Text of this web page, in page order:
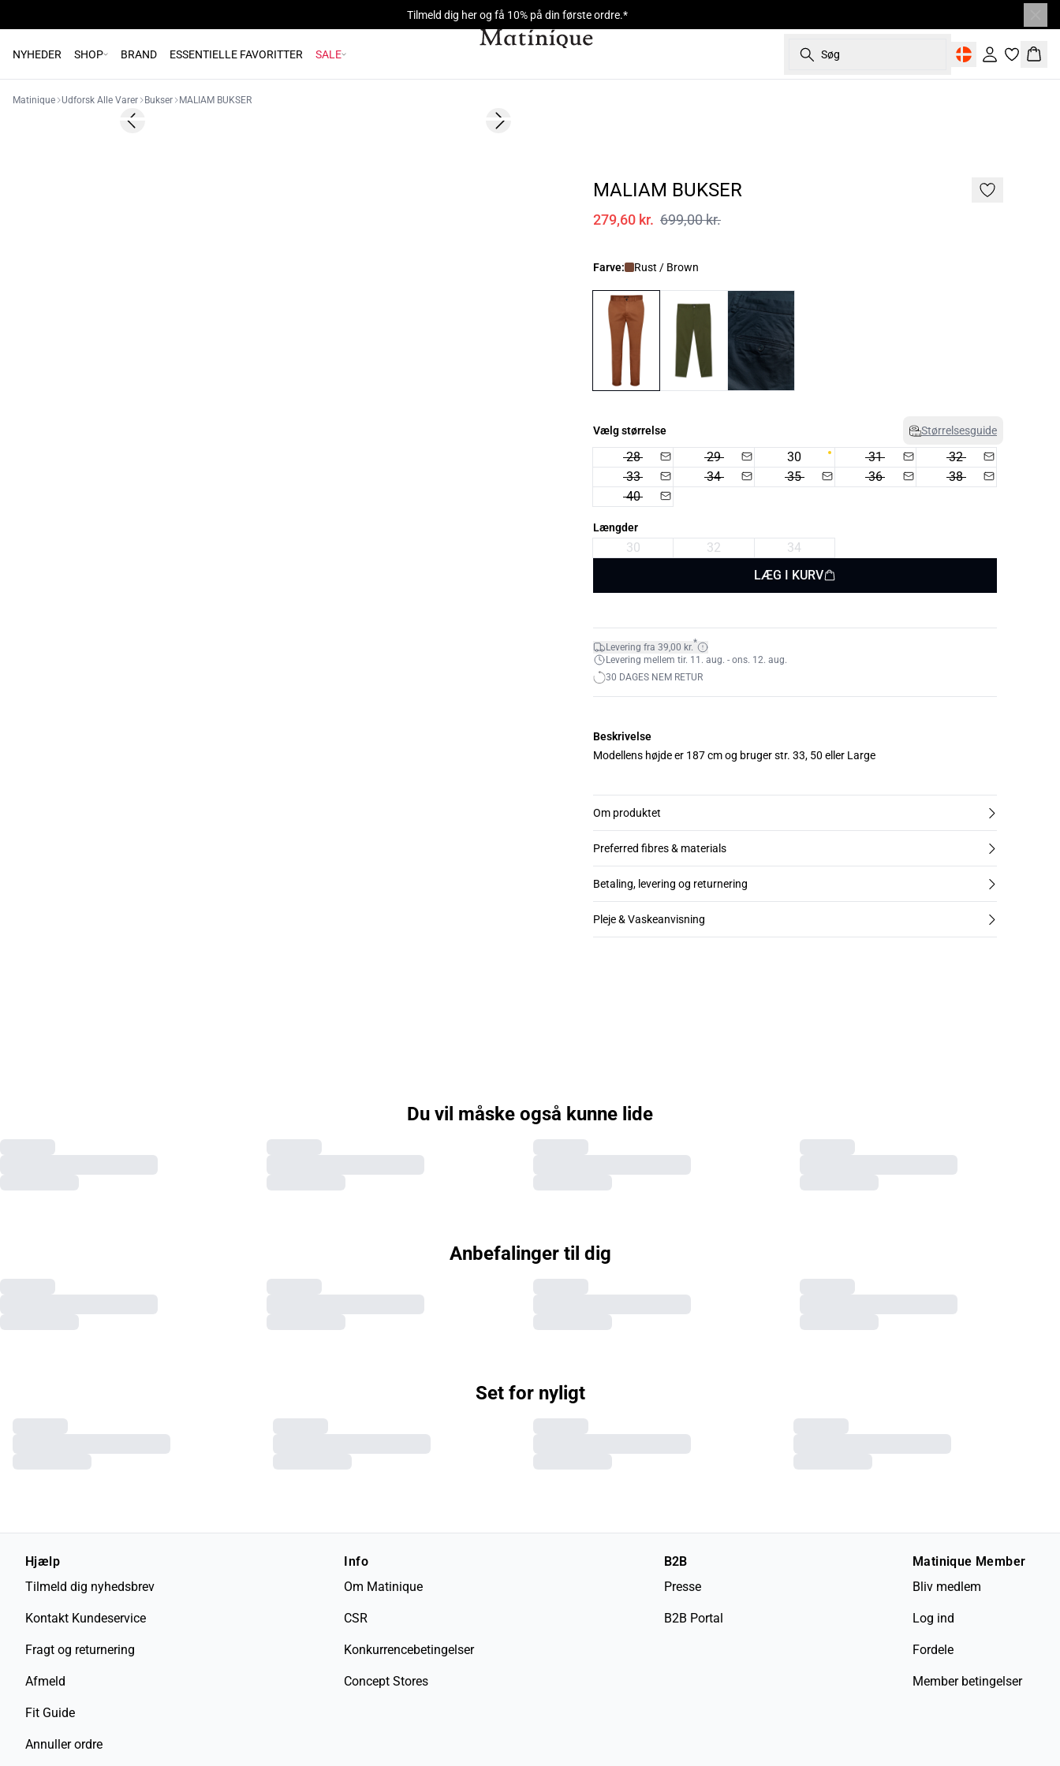
Tilmeld dig her og få 10% på din første ordre.*
NYHEDER SHOP BRAND ESSENTIELLE FAVORITTER SALE Søg
Log ind Kurv
Matinique Udforsk Alle Varer Bukser MALIAM BUKSER
60%Previous slide Next slide
MALIAM BUKSER
279,60 kr. 699,00 kr.
Farve: Rust / Brown
Vælg størrelse Størrelsesguide
28 29 30 31
32
33
34 35 36
38
40
Længder
30 32
34
LÆG I KURV
Levering fra 39,00 kr.*
Levering mellem tir. 11. aug. - ons. 12. aug.
30 DAGES NEM RETUR
Beskrivelse
Modellens højde er 187 cm og bruger str. 33, 50 eller Large
Om produktet
Preferred fibres & materials
Betaling, levering og returnering
Pleje & Vaskeanvisning
Du vil måske også kunne lide
Anbefalinger til dig
Set for nyligt
Hjælp
Tilmeld dig nyhedsbrev
Kontakt Kundeservice
Fragt og returnering
Afmeld
Fit Guide
Annuller ordre
Info
Om Matinique
CSR
Konkurrencebetingelser
Concept Stores
B2B
Presse
B2B Portal
Matinique Member
Bliv medlem
Log ind
Fordele
Member betingelser